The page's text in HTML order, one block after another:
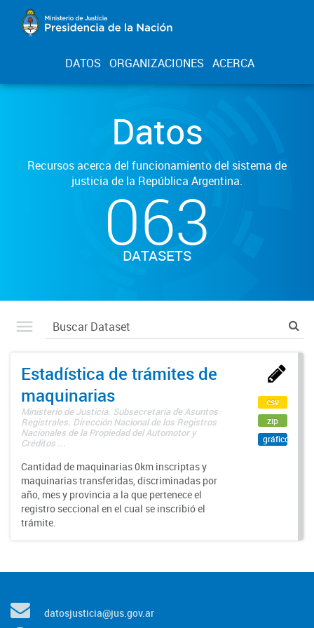
DATOS ORGANIZACIONES ACERCA
Datos
Recursos acerca del funcionamiento del sistema de
justicia de la República Argentina.
063
DATASETS
Estadística de trámites de
maquinarias
Ministerio de Justicia. Subsecretaría de Asuntos
Registrales. Dirección Nacional de los Registros
Nacionales de la Propiedad del Automotor y
Créditos ...
Cantidad de maquinarias 0km inscriptas y
maquinarias transferidas, discriminadas por
año, mes y provincia a la que pertenece el
registro seccional en el cual se inscribió el
trámite.
csv
zip
gráfico
datosjusticia@jus.gov.ar